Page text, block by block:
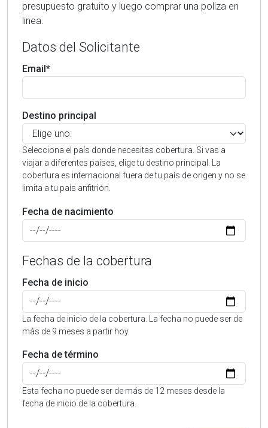
presupuesto gratuito y luego comprar una poliza en
linea.
Datos del Solicitante
Email*
Destino principal
Selecciona el país donde necesitas cobertura. Si vas a
viajar a diferentes países, elige tu destino principal. La
cobertura es internacional fuera de tu país de origen y no se
limita a tu país anfitrión.
Fecha de nacimiento
Fechas de la cobertura
Fecha de inicio
La fecha de inicio de la cobertura. La fecha no puede ser de
más de 9 meses a partir hoy
Fecha de término
Esta fecha no puede ser de más de 12 meses desde la
fecha de inicio de la cobertura.